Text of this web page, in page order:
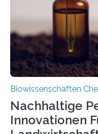
stellt gleichzeitig den
Mückenlarve aus dem
Biowissenschaften
Nachhaltige
Innovationen